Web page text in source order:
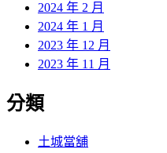
2024 年 2 月
2024 年 1 月
2023 年 12 月
2023 年 11 月
分類
土城當舖